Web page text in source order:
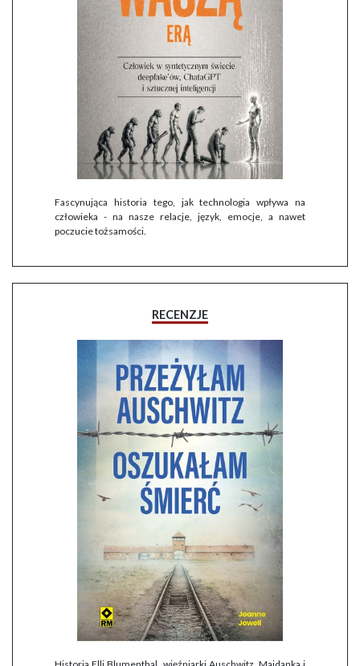
Fascynująca historia tego, jak technologia wpływa na
człowieka - na nasze relacje, język, emocje, a nawet
poczucie tożsamości.
RECENZJE